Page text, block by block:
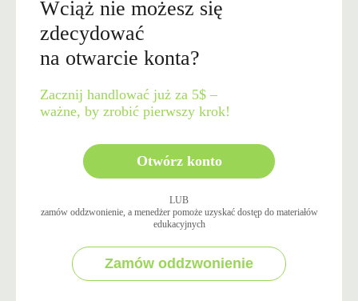
Wciąż nie możesz się
zdecydować
na otwarcie konta?
Zacznij handlować już za 5$ –
ważne, by zrobić pierwszy krok!
Otwórz konto
LUB
zamów oddzwonienie, a menedżer pomoże uzyskać dostęp do materiałów
edukacyjnych
Zamów oddzwonienie